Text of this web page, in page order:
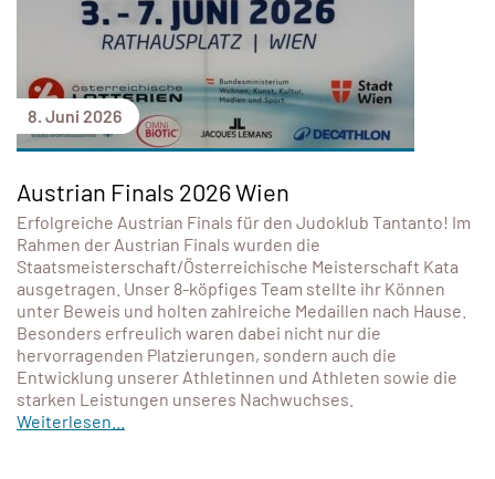
8. Juni 2026
Austrian Finals 2026 Wien
Erfolgreiche Austrian Finals für den Judoklub Tantanto! Im
Rahmen der Austrian Finals wurden die
Staatsmeisterschaft/Österreichische Meisterschaft Kata
ausgetragen. Unser 8-köpfiges Team stellte ihr Können
unter Beweis und holten zahlreiche Medaillen nach Hause.
Besonders erfreulich waren dabei nicht nur die
hervorragenden Platzierungen, sondern auch die
Entwicklung unserer Athletinnen und Athleten sowie die
starken Leistungen unseres Nachwuchses.
Weiterlesen...